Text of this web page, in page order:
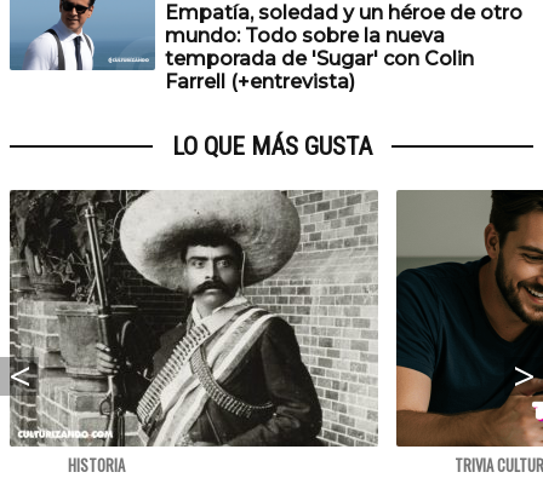
Empatía, soledad y un héroe de otro
mundo: Todo sobre la nueva
temporada de 'Sugar' con Colin
Farrell (+entrevista)
LO QUE MÁS GUSTA
HISTORIA
TRIVIA